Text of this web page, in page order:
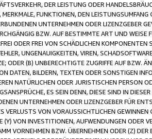
DER LEISTUNG ODER
MERKMALE, FUNKTIONEN, DEN
UNTERNEHMEN ODER LIZENZGEBER
BZW. AUF BESTIMMTE ART UND
ODER FREI VON SCHÄDLICHEN
UNGENAUIGKEITEN, VIREN,
ODER (B) UNBERECHTIGTE ZUGRIFFE AUF BZW.
DATEN, BILDERN, TEXTEN ODER SONSTIGEN
NATÜRLICHEN ODER JURISTISCHEN PERSON
ES SEIN DENN, DIESE SIND IN
UNTERNEHMEN ODER LIZENZGEBER FÜR
VERLUSTS VON VORAUSSICHTLICHEN
(Y) VON INVESTITIONEN, AUFWENDUNGEN ODER
VORNEHMEN BZW. ÜBERNEHMEN ODER (Z)